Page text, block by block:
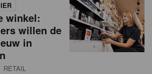
winkel:
willen de
in
RETAIL